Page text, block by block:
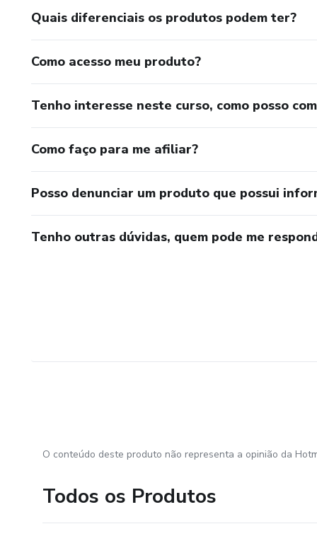
mas se eles ficam só na sua
Pílula da Verdade #3:
Quais diferenciais os produtos podem ter?
Como acesso meu produto?
Tenho interesse neste curso, como posso
Como faço para me afiliar?
Posso denunciar um produto que possui
Tenho outras dúvidas, quem pode me
O conteúdo deste produto não representa a opinião da
Todos os Produtos